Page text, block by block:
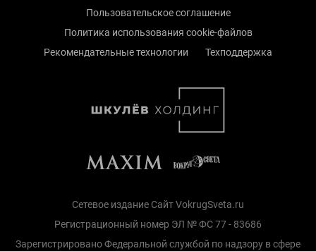
Пользовательское соглашение
Политика использования cookie-файлов
Рекомендательные технологии
Техподдержка
Сетевое издание Сайт VokrugSveta.ru
Регистрационный номер ЭЛ № ФС 77 - 83686
Зарегистрировано Федеральной службой по надзору в сфере